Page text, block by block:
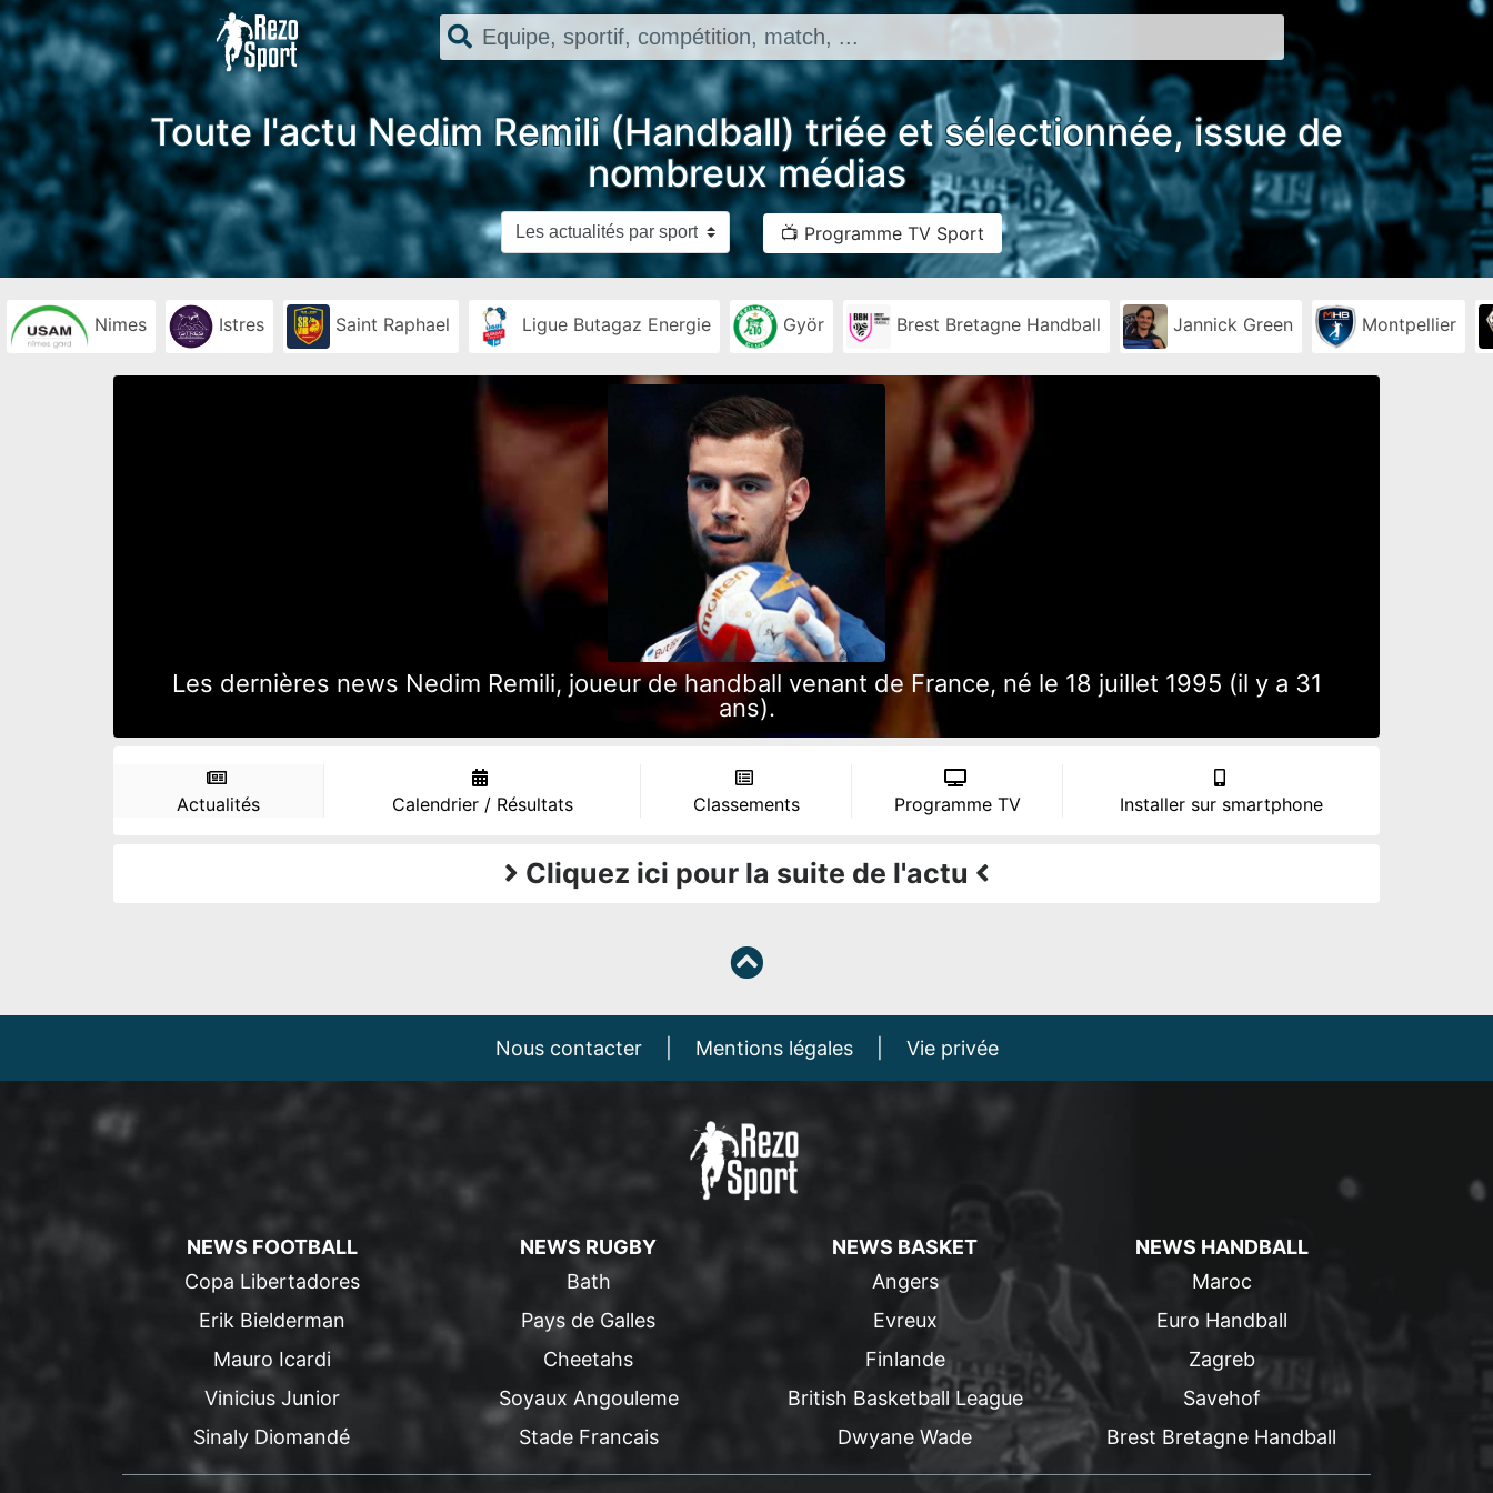
Toute l'actu Nedim Remili (Handball) triée et sélectionnée, issue de
nombreux médias
📺 Programme TV Sport
Nimes Istres Saint Raphael Ligue Butagaz Energie Györ Brest Bretagne Handball Jannick Green Montpellier
Les dernières news Nedim Remili, joueur de handball venant de France, né le 18 juillet 1995 (il y a 31
ans).
Actualités Calendrier / Résultats Classements Programme TV Installer sur smartphone
Cliquez ici pour la suite de l'actu
Nous contacter Mentions légales Vie privée
NEWS FOOTBALL
Copa Libertadores
Erik Bielderman
Mauro Icardi
Vinicius Junior
Sinaly Diomandé
NEWS RUGBY
Bath
Pays de Galles
Cheetahs
Soyaux Angouleme
Stade Francais
NEWS BASKET
Angers
Evreux
Finlande
British Basketball League
Dwyane Wade
NEWS HANDBALL
Maroc
Euro Handball
Zagreb
Savehof
Brest Bretagne Handball